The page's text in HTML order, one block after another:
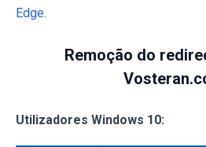
Edge.
Remoção do
Utilizadores Windows 10: